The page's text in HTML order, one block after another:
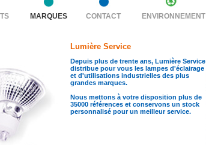
MARQUES CONTACT ENVIRONNEMENT
Lumière Service
Depuis plus de trente ans, Lumière Service
distribue pour vous les lampes d'éclairage
et d'utilisations industrielles des plus
grandes marques.
Nous mettons à votre disposition plus de
35000 références et conservons un stock
personnalisé pour un meilleur service.